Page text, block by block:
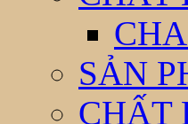
SẢN
CHẤT